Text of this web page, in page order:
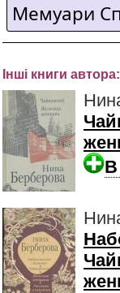
Мемуари
Інші книги автора:
В